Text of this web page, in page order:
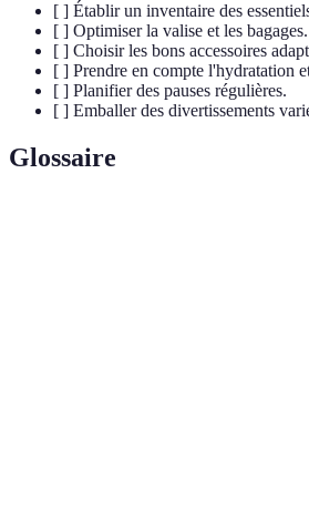
[ ] Établir un inventaire des
[ ] Optimiser la valise et les bagages.
[ ] Choisir les bons accessoires
[ ] Prendre en compte l'hydratation
[ ] Planifier des pauses régulières.
[ ] Emballer des divertissements
Glossaire